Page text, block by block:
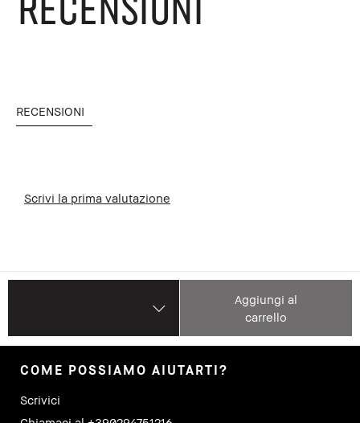
RECENSIONI
Scrivi la prima valutazione
Aggiungi al
carrello
COME POSSIAMO AIUTARTI?
Scrivici